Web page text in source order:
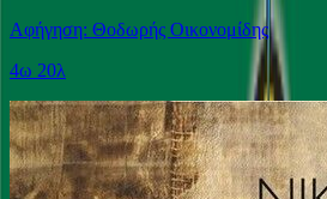
Αφήγηση: Θοδωρής Οικονομίδης
4ω 20λ